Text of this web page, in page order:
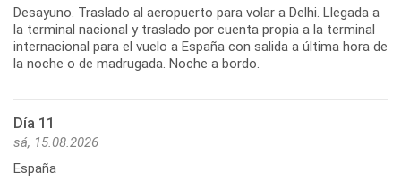
Desayuno. Traslado al aeropuerto para volar a Delhi. Llegada a
la terminal nacional y traslado por cuenta propia a la terminal
internacional para el vuelo a España con salida a última hora de
la noche o de madrugada. Noche a bordo.
Día 11
sá, 15.08.2026
España